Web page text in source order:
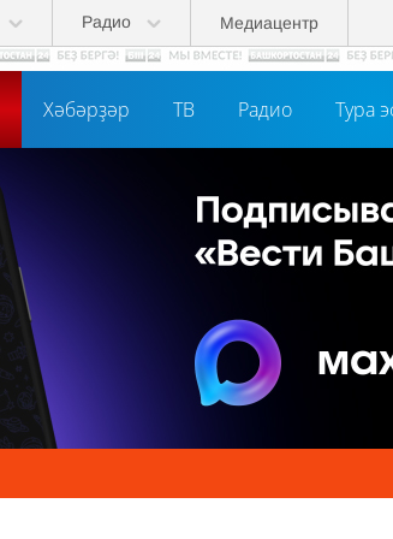
Радио Медиацентр
Хәбәрҙәр ТВ Радио Тура